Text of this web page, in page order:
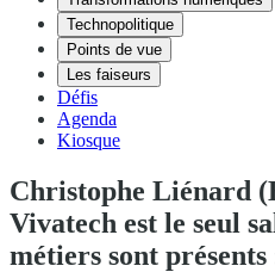
Technopolitique
Points de vue
Les faiseurs
Défis
Agenda
Kiosque
Christophe Liénard
Vivatech est le seul
métiers sont présents